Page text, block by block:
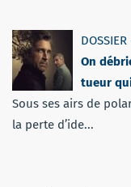
On
tueur
Sous ses airs de
la perte d’ide...